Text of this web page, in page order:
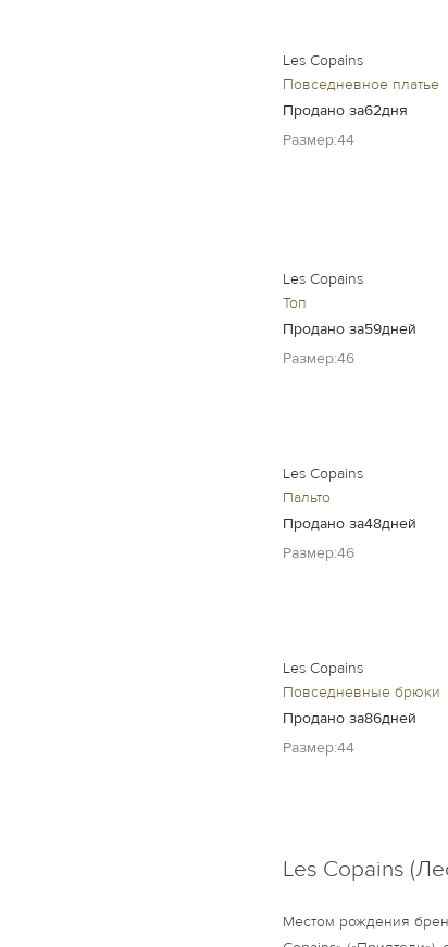
Les Copains
Повседневное платье
Продано за62дня
Размер:44
Les Copains
Топ
Продано за59дней
Размер:46
Les Copains
Пальто
Продано за48дней
Размер:46
Les Copains
Повседневные брюки
Продано за86дней
Размер:44
Les Copains
Местом рождения